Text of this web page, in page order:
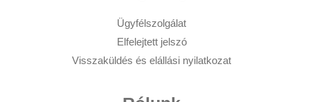
Ügyfélszolgálat
Elfelejtett jelszó
Visszaküldés és elállási nyilatkozat